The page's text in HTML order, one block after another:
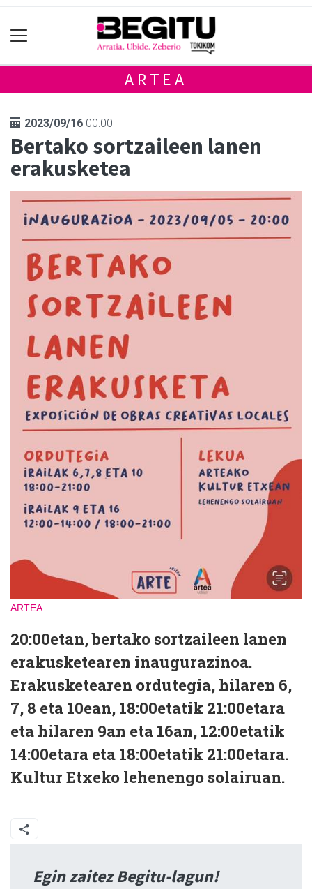
ARTEA
2023/09/16 00:00
Bertako sortzaileen lanen
erakusketea
ARTEA
20:00etan, bertako sortzaileen lanen
erakusketearen inaugurazinoa.
Erakusketearen ordutegia, hilaren 6,
7, 8 eta 10ean, 18:00etatik 21:00etara
eta hilaren 9an eta 16an, 12:00etatik
14:00etara eta 18:00etatik 21:00etara.
Kultur Etxeko lehenengo solairuan.
Egin zaitez Begitu-lagun!